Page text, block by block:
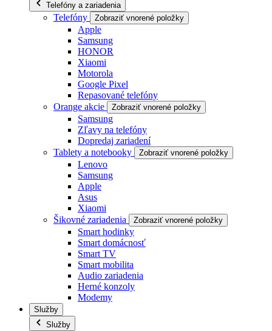
Telefóny a zariadenia
Telefóny Zobraziť vnorené položky
Apple
Samsung
HONOR
Xiaomi
Motorola
Google Pixel
Repasované telefóny
Orange akcie
Zobraziť vnorené položky
Samsung
Zľavy na telefóny
Dopredaj zariadení
Tablety a notebooky
Zobraziť vnorené položky
Lenovo
Samsung
Apple
Asus
Xiaomi
Šikovné zariadenia
Zobraziť vnorené položky
Smart hodinky
Smart domácnosť
Smart TV
Smart mobilita
Audio zariadenia
Herné konzoly
Modemy
Služby
Služby